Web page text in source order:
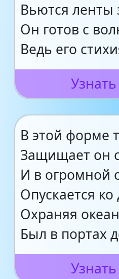
Вьются ленты
Он готов с
Ведь его
В этой форме
Защищает он
И в огромной
Опускается ко
Охраняя
Был в портах